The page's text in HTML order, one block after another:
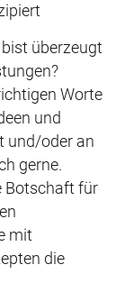
überzeugt
Worte
und
und/oder an
gerne.
Botschaft für
mit
die